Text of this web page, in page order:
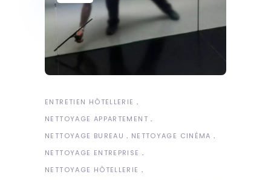
ENTRETIEN HÔTELLERIE
NETTOYAGE APPARTEMENT
NETTOYAGE BUREAU
NETTOYAGE CINÉMA
NETTOYAGE ENTREPRISE
NETTOYAGE HÔTELLERIE